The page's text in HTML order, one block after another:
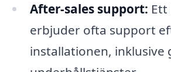
After-sales support:
erbjuder ofta support
installationen, inklusive